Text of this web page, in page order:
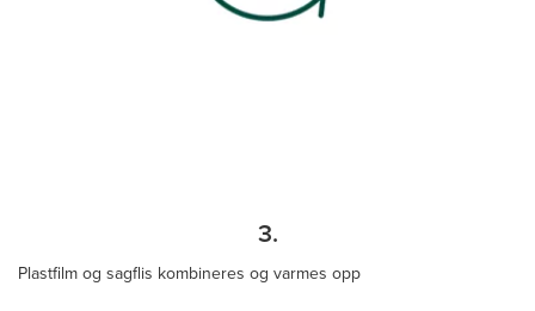
3.
Plastfilm og sagflis kombineres og varmes opp